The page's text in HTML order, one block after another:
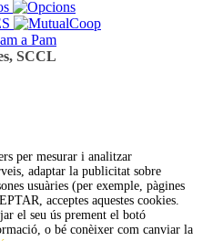
SCCL
per mesurar i analitzar
adaptar la publicitat sobre
usuàries (per exemple, pàgines
, acceptes aquestes cookies.
el seu ús prement el botó
o bé conèixer com canviar la